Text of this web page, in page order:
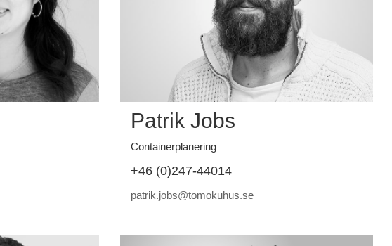
Patrik Jobs
Containerplanering
+46 (0)247-44014
patrik.jobs@tomokuhus.se